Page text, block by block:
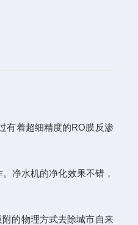
有着超细精度的RO膜反渗
净水机的净化效果不错，
的物理方式去除城市自来